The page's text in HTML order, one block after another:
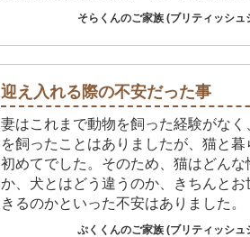
探したところ今回のご縁に巡り会え
患がないことを店員の方と一緒に十分
そらくんのご家族 (ブリティッシュ
迎え入れる際の不安だった事
妻はこれまで動物を飼った経験がなく
を飼ったことはありましたが、猫と暮
初めてでした。そのため、猫はどんな
か、犬とはどう違うのか、きちんとお
きるのかといった不安はありました。 ですが、
実際に暮らし始めると、猫ならでは
ぷくくんのご家族 (ブリティッシュ